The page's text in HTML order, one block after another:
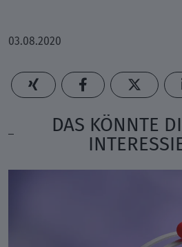
03.08.2020
DAS KÖNNTE